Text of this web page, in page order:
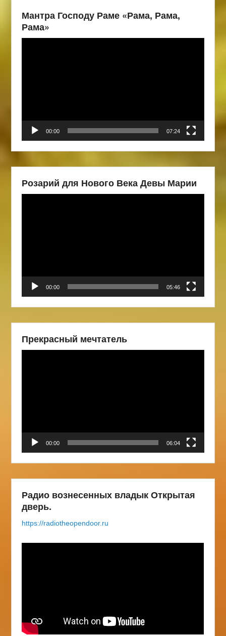
Мантра Господу Раме «Рама, Рама,
Рама»
00:00 07:24
Розарий для Нового Века Девы Марии
00:00 05:46
Прекрасный мечтатель
00:00 06:04
Радио вознесенных владык Открытая
дверь.
https://radiotheopendoor.ru